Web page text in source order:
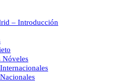
– Introducción
Nóveles